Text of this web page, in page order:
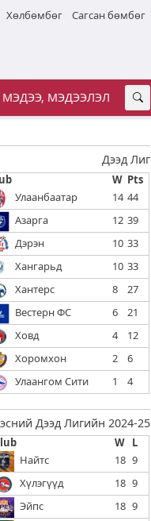
Хөлбөмбөг Сагсан бөмбөг
МЭДЭЭ, МЭДЭЭЛЭЛ
Дээд Лиг
W Pts
Улаанбаатар 14 44
Азарга 12 39
Дэрэн 10 33
Хангарьд 10 33
Хантерс 8
27
Вестерн ФС 6
21
Ховд 4
12
Хоромхон 2
6
Улаангом Сити 1 4
Дээд Лигийн 2024-25
W L
Найтс 18 9
Хүлэгүүд 18 9
Эйпс 18 9